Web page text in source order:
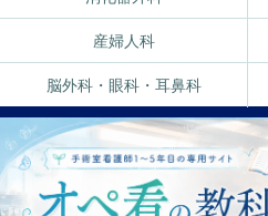
産婦人科
脳外科・眼科・耳鼻科